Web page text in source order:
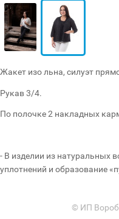
Жакет изо льна, силуэт
Рукав 3/4.
По полочке 2 накладных
- В изделии из натуральных
уплотнений и образование
© ИП